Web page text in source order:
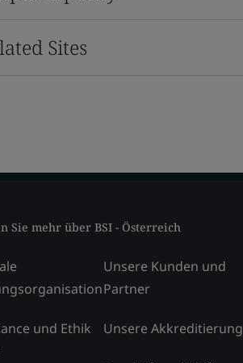
Sites
Sie mehr über BSI - Österreich
und Ethik
Unsere Kunden und
Partner
Unsere Akkreditierung